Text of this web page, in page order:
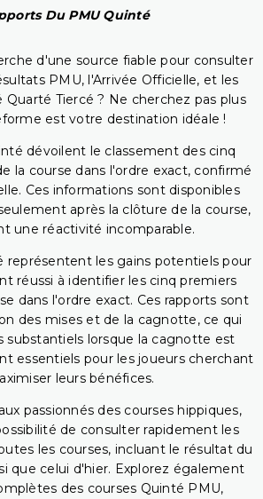
Du PMU Quinté
d'une source fiable pour consulter
PMU, l'Arrivée Officielle, et les
Quarté Tiercé ? Ne cherchez pas plus
est votre destination idéale !
dévoilent le classement des cinq
la course dans l'ordre exact, confirmé
Ces informations sont disponibles
après la clôture de la course,
une réactivité incomparable.
représentent les gains potentiels pour
réussi à identifier les cinq premiers
dans l'ordre exact. Ces rapports sont
des mises et de la cagnotte, ce qui
substantiels lorsque la cagnotte est
essentiels pour les joueurs cherchant
leurs bénéfices.
passionnés des courses hippiques,
de consulter rapidement les
les courses, incluant le résultat du
que celui d'hier. Explorez également
des courses Quinté PMU,